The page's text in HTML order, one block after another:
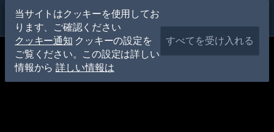
当サイトはクッキーを使用してお
ります、ご確認ください
クッキー通知 クッキーの設定を
ご覧ください。この設定は詳しい
情報から 詳しい情報は
すべてを受け入れる